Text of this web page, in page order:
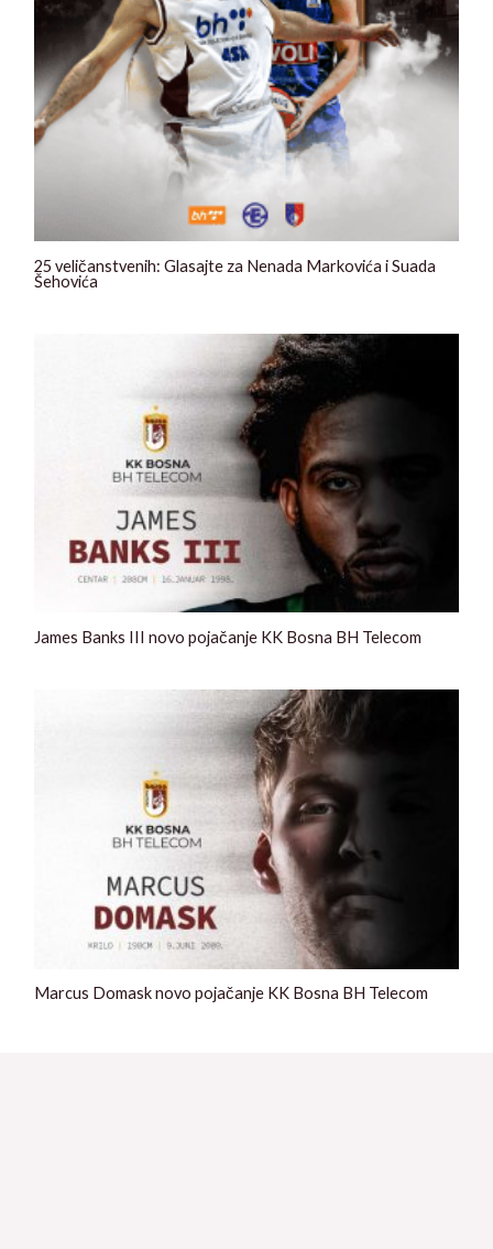
25 veličanstvenih: Glasajte za Nenada Markovića i Suada
Šehovića
James Banks III novo pojačanje KK Bosna BH Telecom
Marcus Domask novo pojačanje KK Bosna BH Telecom